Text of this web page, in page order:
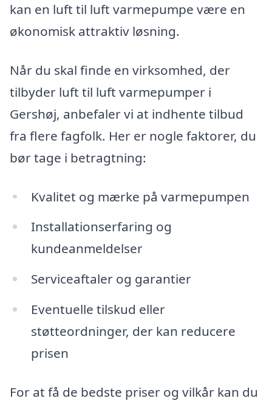
kan en luft til luft varmepumpe være en
økonomisk attraktiv løsning.
Når du skal finde en virksomhed, der
tilbyder luft til luft varmepumper i
Gershøj, anbefaler vi at indhente tilbud
fra flere fagfolk. Her er nogle faktorer, du
bør tage i betragtning:
Kvalitet og mærke på varmepumpen
Installationserfaring og
kundeanmeldelser
Serviceaftaler og garantier
Eventuelle tilskud eller
støtteordninger, der kan reducere
prisen
For at få de bedste priser og vilkår kan du